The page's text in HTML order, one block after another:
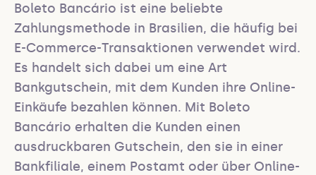
Boleto Bancário ist eine beliebte
Zahlungsmethode in Brasilien, die häufig bei
E-Commerce-Transaktionen verwendet wird.
Es handelt sich dabei um eine Art
Bankgutschein, mit dem Kunden ihre Online-
Einkäufe bezahlen können. Mit Boleto
Bancário erhalten die Kunden einen
ausdruckbaren Gutschein, den sie in einer
Bankfiliale, einem Postamt oder über Online-